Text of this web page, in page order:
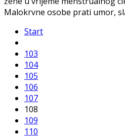
Malokrvne osobe prati umor,
Start
103
104
105
106
107
108
109
110